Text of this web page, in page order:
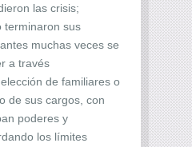
las crisis;
terminaron sus
muchas veces se
a través
de familiares o
de sus cargos, con
poderes y
los límites